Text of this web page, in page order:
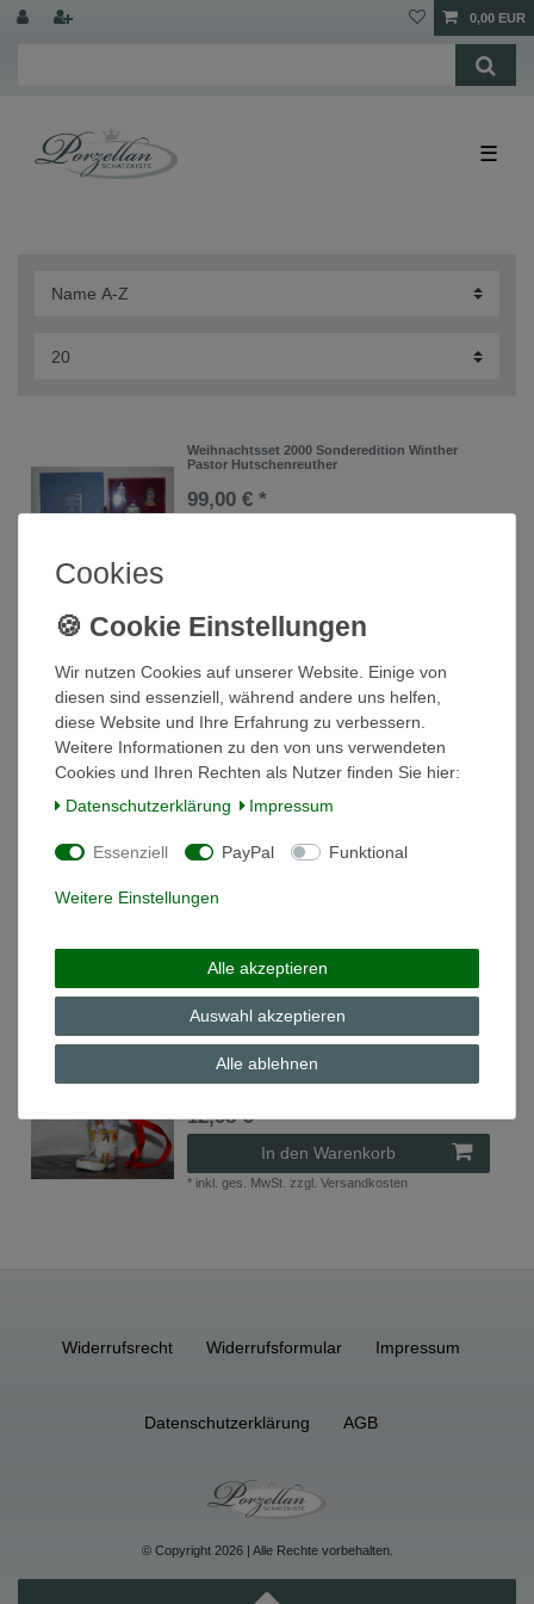
0,00 EUR
☰
Weihnachtsset 2000 Sonderedition Winther
Pastor Hutschenreuther
99,00 € *
Pastor ohne Zapfen Hutschenreuther
79,00 € *
In den Warenkorb
* inkl. ges. MwSt.zzgl.Versandkosten
Weihnachtsstiefel 2019 Weihnachtsmarkt 7cm
18,92 € *
In den Warenkorb
inkl. ges. MwSt.zzgl.Versandkosten
Weihnachtsstiefel Porzellan Porzellanstiefel
Hutschenreuther Auswahl, Jahresartikel: 2009
12,98 € *
In den Warenkorb
* inkl. ges. MwSt. zzgl.Versandkosten
Widerrufs­recht Widerrufs­formular Impressum
Daten­schutz­erklärung AGB
© Copyright 2026 | Alle Rechte vorbehalten.
Cookies
Wir nutzen Cookies auf unserer Website. Einige von
diesen sind essenziell, während andere uns helfen,
diese Website und Ihre Erfahrung zu verbessern.
Weitere Informationen zu den von uns verwendeten
Cookies und Ihren Rechten als Nutzer finden Sie hier:
Daten­schutz­erklärung
Impressum
Essenziell PayPal Funktional
Weitere Einstellungen
Alle akzeptieren
Auswahl akzeptieren
Alle ablehnen